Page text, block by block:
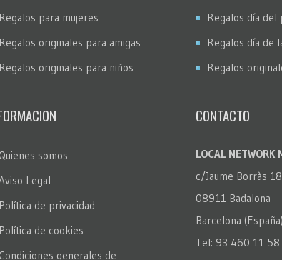
Regalos para mujeres
Regalos originales para amigas
Regalos originales para niños
Regalos día del
Regalos día de
Regalos
Quienes somos
Legal
Política de privacidad
Política de cookies
Condiciones generales de
CONTACTO
LOCAL NETWORK
c/Jaume Borràs
08911 Badalona
Barcelona (España)
Tel: 93 460 11 58